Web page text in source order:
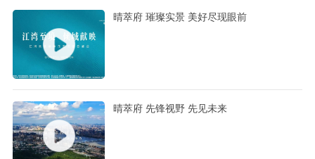
晴萃府 璀璨实景 美好尽现眼前
晴萃府 先锋视野 先见未来